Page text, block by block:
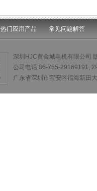
热门应用产品 常见问题解答
深圳HJC黄金城电机有限公司
公司电话:86-755-29169191,
广东省深圳市宝安区福海新田